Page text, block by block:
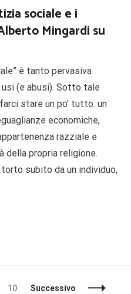
sociale e i
Mingardi su
è tanto pervasiva
(e abusi). Sotto tale
stare un po’ tutto: un
economiche,
razziale e
della propria religione.
subito da un individuo,
Pagina
10 Successivo